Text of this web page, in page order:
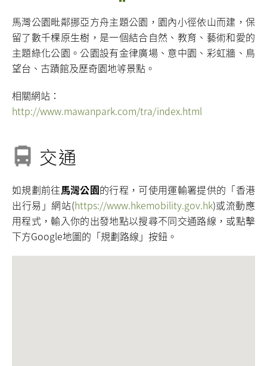
馬灣公園毗鄰挪亞方舟主題公園，園內小徑依山而建，保
留了數千棵原生樹，是一個結合自然、教育、藝術和愛的
主題綠化公園。公園設有金律廣場、意中園、彩虹牆、鳥
望台、古蹟館及歷奇園地等景點。
相關網站：
http://www.mawanpark.com/tra/index.html
交通
如規劃前往馬灣公園的行程，可使用運輸署提供的「香港
出行易」網站(https://www.hkemobility.gov.hk)或流動應
用程式，輸入你的出發地點以搜尋不同交通路線，或點擊
下方Google地圖的「規劃路線」按鈕。